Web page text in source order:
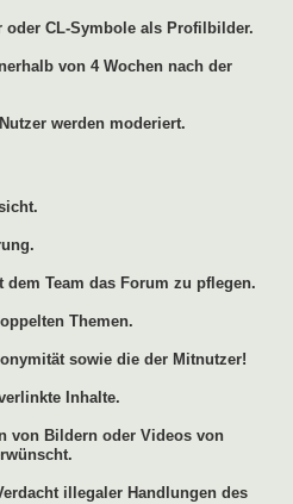
oder CL-Symbole als Profilbilder.
von 4 Wochen nach der
werden moderiert.
dem Team das Forum zu pflegen.
Themen.
sowie die der Mitnutzer!
Inhalte.
von Bildern oder Videos von
illegaler Handlungen des